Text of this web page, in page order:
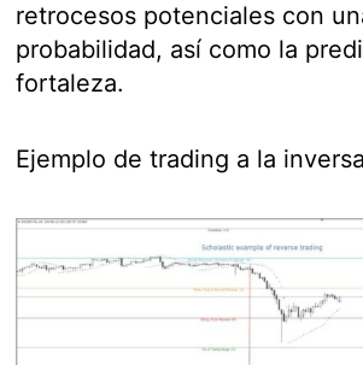
retrocesos potenciales con
probabilidad, así como la
fortaleza.
Ejemplo de trading a la